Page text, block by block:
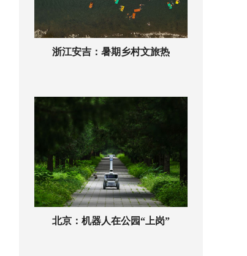
浙江安吉：暑期乡村文旅热
北京：机器人在公园“上岗”